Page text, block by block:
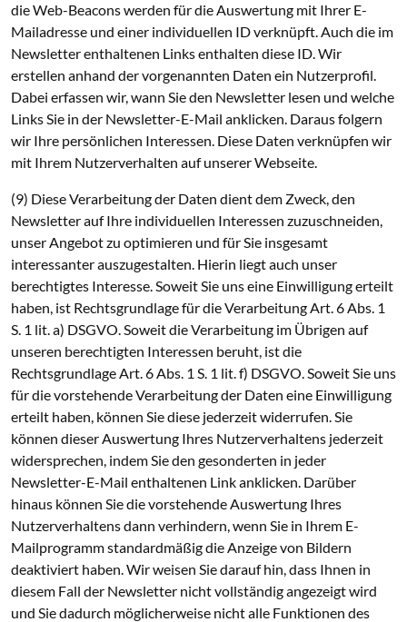
die Web-Beacons werden für die Auswertung mit Ihrer E-
Mailadresse und einer individuellen ID verknüpft. Auch die im
Newsletter enthaltenen Links enthalten diese ID. Wir
erstellen anhand der vorgenannten Daten ein Nutzerprofil.
Dabei erfassen wir, wann Sie den Newsletter lesen und welche
Links Sie in der Newsletter-E-Mail anklicken. Daraus folgern
wir Ihre persönlichen Interessen. Diese Daten verknüpfen wir
mit Ihrem Nutzerverhalten auf unserer Webseite.
(9) Diese Verarbeitung der Daten dient dem Zweck, den
Newsletter auf Ihre individuellen Interessen zuzuschneiden,
unser Angebot zu optimieren und für Sie insgesamt
interessanter auszugestalten. Hierin liegt auch unser
berechtigtes Interesse. Soweit Sie uns eine Einwilligung erteilt
haben, ist Rechtsgrundlage für die Verarbeitung Art. 6 Abs. 1
S. 1 lit. a) DSGVO. Soweit die Verarbeitung im Übrigen auf
unseren berechtigten Interessen beruht, ist die
Rechtsgrundlage Art. 6 Abs. 1 S. 1 lit. f) DSGVO. Soweit Sie uns
für die vorstehende Verarbeitung der Daten eine Einwilligung
erteilt haben, können Sie diese jederzeit widerrufen. Sie
können dieser Auswertung Ihres Nutzerverhaltens jederzeit
widersprechen, indem Sie den gesonderten in jeder
Newsletter-E-Mail enthaltenen Link anklicken. Darüber
hinaus können Sie die vorstehende Auswertung Ihres
Nutzerverhaltens dann verhindern, wenn Sie in Ihrem E-
Mailprogramm standardmäßig die Anzeige von Bildern
deaktiviert haben. Wir weisen Sie darauf hin, dass Ihnen in
diesem Fall der Newsletter nicht vollständig angezeigt wird
und Sie dadurch möglicherweise nicht alle Funktionen des